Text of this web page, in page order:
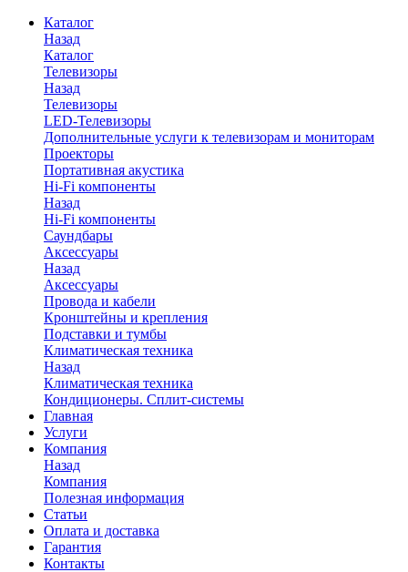
Каталог
Назад
Каталог
Телевизоры
Назад
Телевизоры
LED-Телевизоры
Дополнительные услуги к телевизорам и мониторам
Проекторы
Портативная акустика
Hi-Fi компоненты
Назад
Hi-Fi компоненты
Саундбары
Аксессуары
Назад
Аксессуары
Провода и кабели
Кронштейны и крепления
Подставки и тумбы
Климатическая техника
Назад
Климатическая техника
Кондиционеры. Сплит-системы
Главная
Услуги
Компания
Назад
Компания
Полезная информация
Статьи
Оплата и доставка
Гарантия
Контакты